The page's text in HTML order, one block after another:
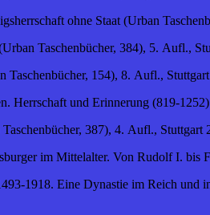
ohne Staat (Urban
Taschenbücher, 384), 5. Aufl.,
Taschenbücher, 154), 8. Aufl.,
Herrschaft und Erinnerung (819-
387), 4. Aufl., Stuttgart
im Mittelalter. Von Rudolf I. bis
1918. Eine Dynastie im Reich und